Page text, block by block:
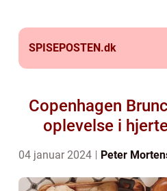
SPISEPOSTEN.dk
Copenhagen
oplevelse i
04 januar 2024 Peter